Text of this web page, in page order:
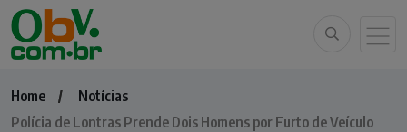
Home
Notícias
Polícia de Lontras Prende Dois Homens por Furto de Veículo